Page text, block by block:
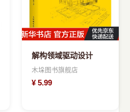
解构领域驱动设计
木垛图书旗舰店
¥ 5.99